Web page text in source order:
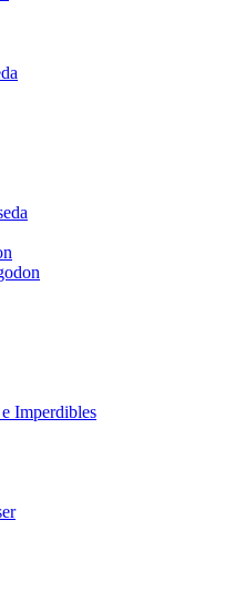
Imperdibles